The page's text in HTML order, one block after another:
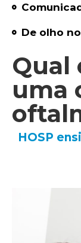
De olho no
Qual
uma
HOSP